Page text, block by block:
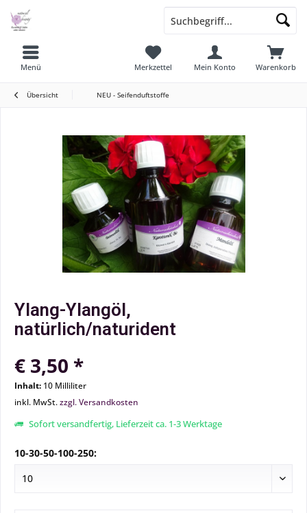
Menü Warenkorb
Merkzettel Mein Konto
Übersicht NEU - Seifenduftstoffe
Ylang-Ylangöl,
natürlich/naturident
€ 3,50 *
Inhalt: 10 Milliliter
inkl. MwSt.zzgl. Versandkosten
Sofort versandfertig, Lieferzeit ca. 1-3 Werktage
10-30-50-100-250: